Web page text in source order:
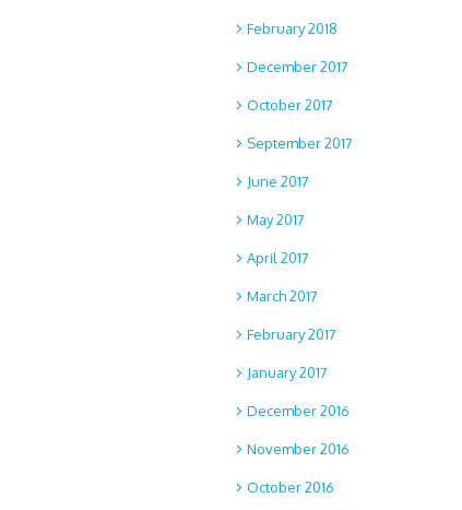
February 2018
December 2017
October 2017
September 2017
June 2017
May 2017
April 2017
March 2017
February 2017
January 2017
December 2016
November 2016
October 2016